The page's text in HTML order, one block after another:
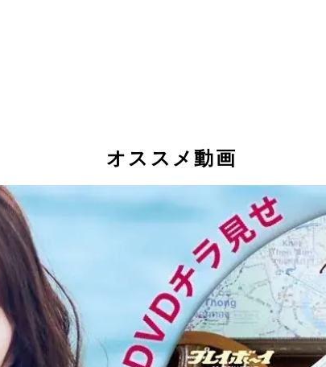
オススメ動画